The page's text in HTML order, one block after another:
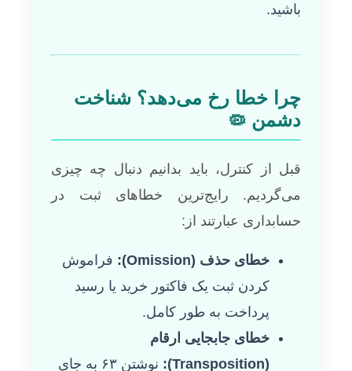
باشید.
چرا خطا رخ می‌دهد؟ شناخت
دشمن 🦠
قبل از کنترل، باید بدانیم دنبال چه چیزی
می‌گردیم. رایج‌ترین خطاهای ثبت در
حسابداری عبارتند از:
خطای حذف (Omission):
فراموش
کردن ثبت یک فاکتور خرید یا رسید
پرداخت به طور کامل.
خطای جابجایی ارقام
(Transposition):
نوشتن ۶۳ به جای